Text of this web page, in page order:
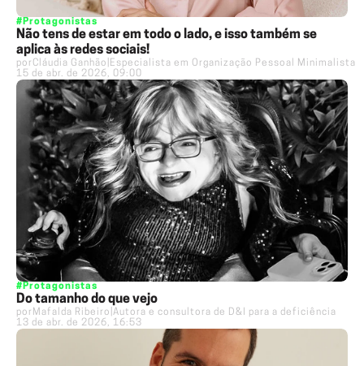
#Protagonistas
Não tens de estar em todo o lado, e isso também se
aplica às redes sociais!
por Cláudia Ganhão Especialista em Organização Pessoal Minimalista
15 de abr. de 2026, 09:00
#Protagonistas
Do tamanho do que vejo
por Mafalda Ribeiro Autora e consultora de D&I para a deficiência
13 de abr. de 2026, 16:53